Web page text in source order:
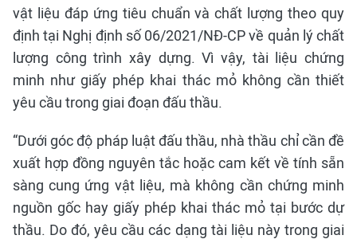
vật liệu đáp ứng tiêu chuẩn và chất lượng theo quy
định tại Nghị định số 06/2021/NĐ-CP về quản lý chất
lượng công trình xây dựng. Vì vậy, tài liệu chứng
minh như giấy phép khai thác mỏ không cần thiết
yêu cầu trong giai đoạn đấu thầu.
“Dưới góc độ pháp luật đấu thầu, nhà thầu chỉ cần đề
xuất hợp đồng nguyên tắc hoặc cam kết về tính sẵn
sàng cung ứng vật liệu, mà không cần chứng minh
nguồn gốc hay giấy phép khai thác mỏ tại bước dự
thầu. Do đó, yêu cầu các dạng tài liệu này trong giai